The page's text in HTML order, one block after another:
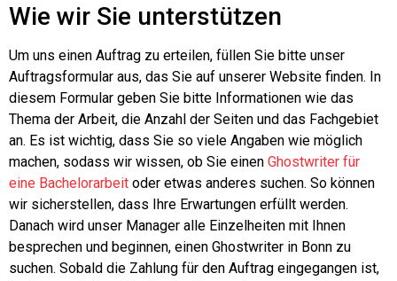
Wie wir Sie unterstützen
Um uns einen Auftrag zu erteilen, füllen Sie bitte unser
Auftragsformular aus, das Sie auf unserer Website finden. In
diesem Formular geben Sie bitte Informationen wie das
Thema der Arbeit, die Anzahl der Seiten und das Fachgebiet
an. Es ist wichtig, dass Sie so viele Angaben wie möglich
machen, sodass wir wissen, ob Sie einen Ghostwriter für
eine Bachelorarbeit oder etwas anderes suchen. So können
wir sicherstellen, dass Ihre Erwartungen erfüllt werden.
Danach wird unser Manager alle Einzelheiten mit Ihnen
besprechen und beginnen, einen Ghostwriter in Bonn zu
suchen. Sobald die Zahlung für den Auftrag eingegangen ist,